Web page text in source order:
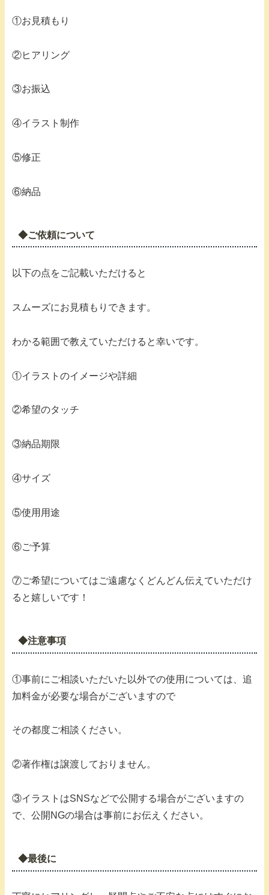
①お見積もり
②ヒアリング
③お振込
④イラスト制作
⑤修正
⑥納品
◆ご依頼について
以下の点をご記載いただけると
スムーズにお見積もりできます。
わかる範囲で教えていただけると幸いです。
①イラストのイメージや詳細
②希望のタッチ
③納品期限
④サイズ
⑤使用用途
⑥ご予算
⑦ご希望についてはご遠慮なくどんどん伝えていただけ
ると嬉しいです！
◆注意事項
①事前にご相談いただいた以外での使用については、追
加料金が必要な場合がございますので
その都度ご相談ください。
②著作権は譲渡しておりません。
③イラストはSNSなどで公開する場合がございますの
で、公開NGの場合は事前にお伝えください。
◆最後に